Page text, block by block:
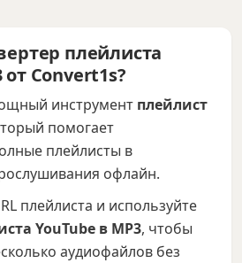
плейлиста
от Convert1s?
инструмент плейлист
помогает
плейлисты в
офлайн.
плейлиста и используйте
YouTube в MP3, чтобы
аудиофайлов без